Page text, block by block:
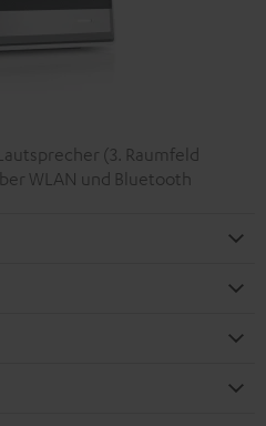
(3. Raumfeld
WLAN und Bluetooth